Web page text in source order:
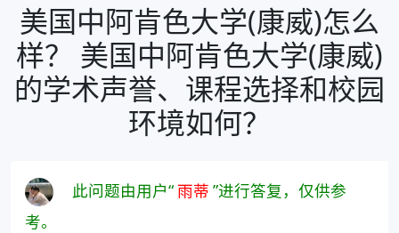
课程选择
教学质量 校园环境
社团活动
学生组
美国中阿肯色大学(康威)怎么
样？ 美国中阿肯色大学(康威)
的学术声誉、课程选择和校园
环境如何？
此问题由用户“ 雨蒂 ”进行答复，仅供参
考。